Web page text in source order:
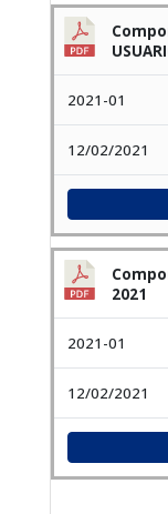
2021-01
12/02/2021
2021
2021-01
12/02/2021